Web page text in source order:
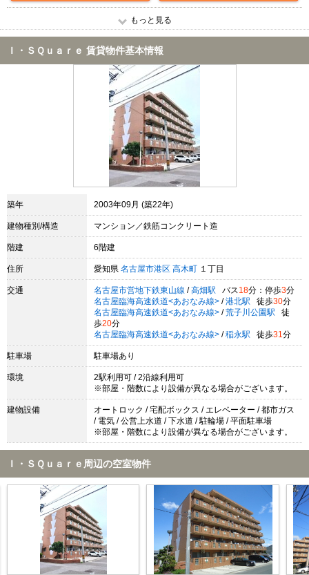
もっと見る
Ｉ・ＳＱｕａｒｅ 賃貸物件基本情報
築年 2003年09月 (築22年)
建物種別/構造 マンション／鉄筋コンクリート造
階建 6階建
住所 愛知県 名古屋市港区 高木町 １丁目
交通 名古屋市営地下鉄東山線 / 高畑駅 バス 18分：停歩3分
名古屋臨海高速鉄道<あおなみ線> / 港北駅 徒歩30分
名古屋臨海高速鉄道<あおなみ線> / 荒子川公園駅
徒
歩20分
名古屋臨海高速鉄道<あおなみ線> / 稲永駅 徒歩31 分
駐車場 駐車場あり
環境
2駅利用可 / 2沿線利用可
※部屋・階数により設備が異なる場合がございます。
建物設備
オートロック / 宅配ボックス / エレベーター / 都市ガス
/ 電気 / 公営上水道 / 下水道 / 駐輪場 / 平面駐車場
※部屋・階数により設備が異なる場合がございます。
Ｉ・ＳＱｕａｒｅ周辺の空室物件